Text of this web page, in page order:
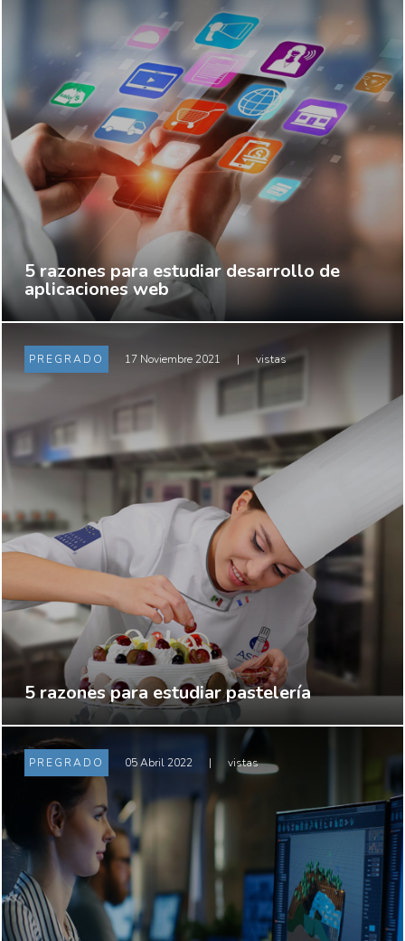
5 razones para estudiar desarrollo de
aplicaciones web
PREGRADO 17 Noviembre 2021 | vistas
5 razones para estudiar pastelería
PREGRADO 05 Abril 2022 | vistas